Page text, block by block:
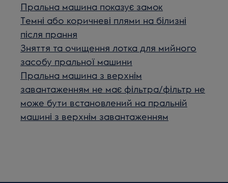
Пральна машина показує замок
Темні або коричневі плями на білизні
після прання
Зняття та очищення лотка для мийного
засобу пральної машини
Пральна машина з верхнім
завантаженням не має фільтра/фільтр не
може бути встановлений на пральній
машині з верхнім завантаженням